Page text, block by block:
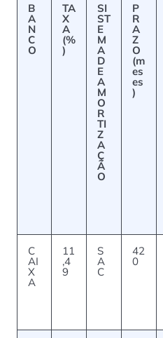
B
A
N
C
O
TA
X
A
(%
)
SI
ST
E
M
A
D
E
A
M
O
R
TI
Z
A
Ç
Ã
O
P
R
A
Z
O
(m
es
es
)
C
AI
X
A
11
,4
9
S
A
C
42
0